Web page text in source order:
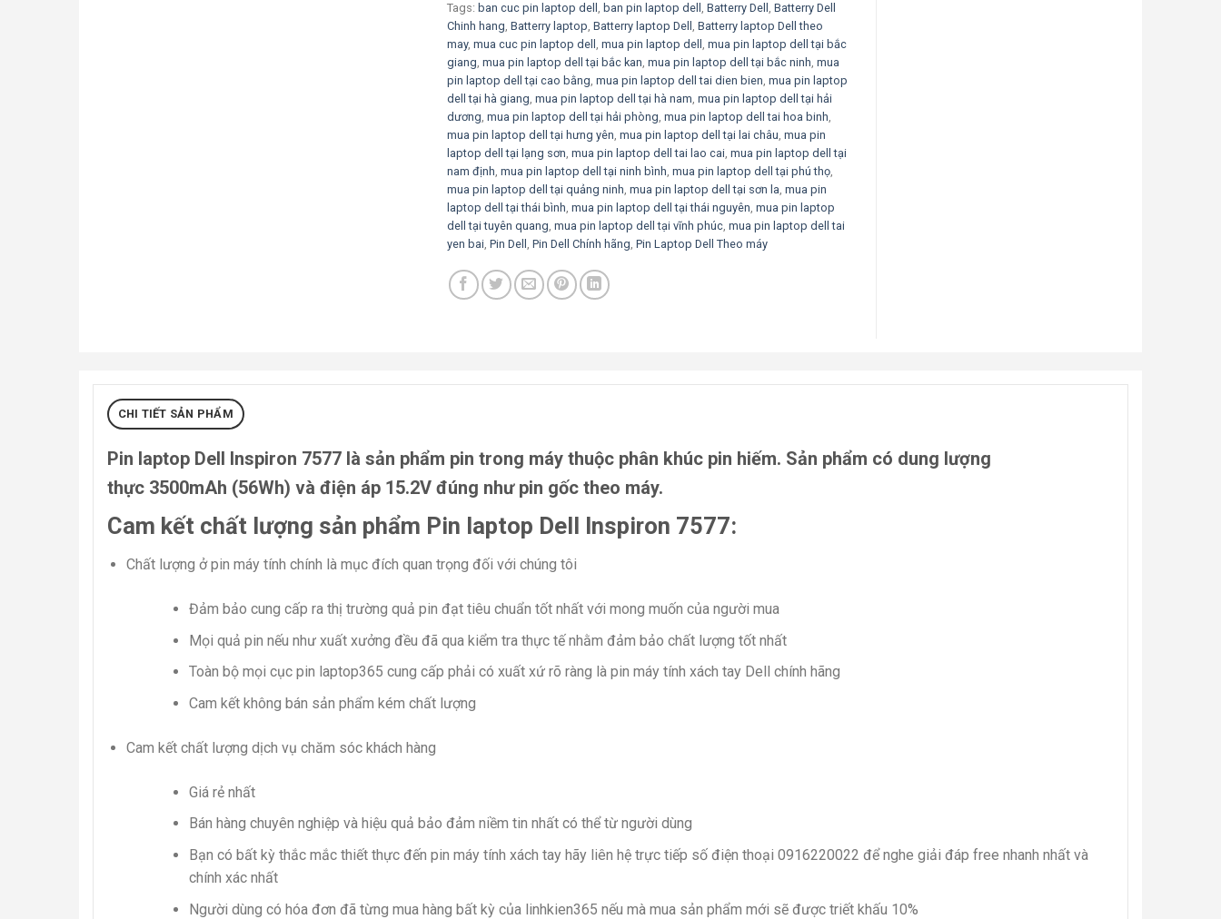
Tags: ban cuc pin laptop dell , ban pin laptop dell , Batterry Dell , Batterry Dell
Chinh hang, Batterry laptop, Batterry laptop Dell , Batterry laptop Dell theo
may, mua cuc pin laptop dell , mua pin laptop dell , mua pin laptop dell tại bắc
giang, mua pin laptop dell tại bắc kan, mua pin laptop dell tại bắc ninh, mua
pin laptop dell tại cao bằng, mua pin laptop dell tai dien bien, mua pin laptop
dell tại hà giang, mua pin laptop dell tại hà nam, mua pin laptop dell tại hải
dương, mua pin laptop dell tại hải phòng, mua pin laptop dell tai hoa binh,
mua pin laptop dell tại hưng yên, mua pin laptop dell tại lai châu, mua pin
laptop dell tại lạng sơn, mua pin laptop dell tai lao cai, mua pin laptop dell tại
nam định, mua pin laptop dell tại ninh bình, mua pin laptop dell tại phú thọ,
mua pin laptop dell tại quảng ninh, mua pin laptop dell tại sơn la, mua pin
laptop dell tại thái bình, mua pin laptop dell tại thái nguyên, mua pin laptop
dell tại tuyên quang, mua pin laptop dell tại vĩnh phúc, mua pin laptop dell tai
yen bai, Pin Dell , Pin Dell Chính hãng, Pin Laptop Dell Theo máy
CHI TIẾT SẢN PHẨM
Pin laptop Dell Inspiron 7577 là sản phẩm pin trong máy thuộc phân khúc pin hiếm. Sản phẩm có dung lượng
thực 3500mAh (56Wh) và điện áp 15.2V đúng như pin gốc theo máy.
Cam kết chất lượng sản phẩm Pin laptop Dell Inspiron 7577:
Chất lượng ở pin máy tính chính là mục đích quan trọng đối với chúng tôi
Đảm bảo cung cấp ra thị trường quả pin đạt tiêu chuẩn tốt nhất với mong muốn của người mua
Mọi quả pin nếu như xuất xưởng đều đã qua kiểm tra thực tế nhằm đảm bảo chất lượng tốt nhất
Toàn bộ mọi cục pin laptop365 cung cấp phải có xuất xứ rõ ràng là pin máy tính xách tay Dell chính hãng
Cam kết không bán sản phẩm kém chất lượng
Cam kết chất lượng dịch vụ chăm sóc khách hàng
Giá rẻ nhất
Bán hàng chuyên nghiệp và hiệu quả bảo đảm niềm tin nhất có thể từ người dùng
Bạn có bất kỳ thắc mắc thiết thực đến pin máy tính xách tay hãy liên hệ trực tiếp số điện thoại 0916220022 để nghe giải đáp free nhanh nhất và
chính xác nhất
Người dùng có hóa đơn đã từng mua hàng bất kỳ của linhkien365 nếu mà mua sản phẩm mới sẽ được triết khấu 10%